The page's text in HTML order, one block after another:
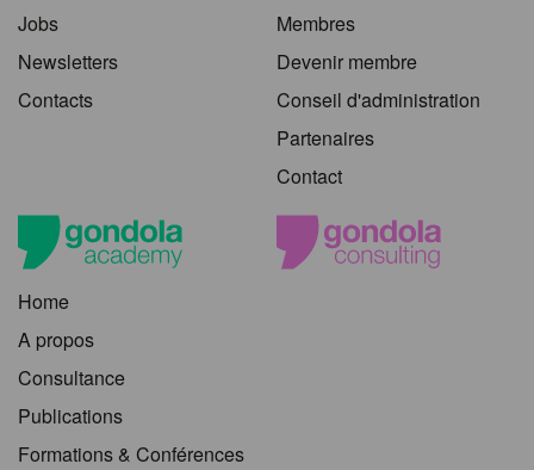
Jobs
Newsletters
Contacts
Membres
Devenir membre
Conseil d'administration
Partenaires
Contact
Home
A propos
Consultance
Publications
Formations & Conférences